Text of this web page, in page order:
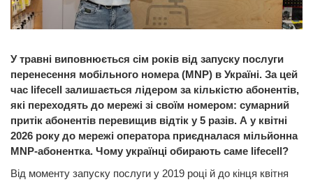
У травні виповнюється сім років від запуску послуги
перенесення мобільного номера (MNP) в Україні. За цей
час lifecell залишається лідером за кількістю абонентів,
які переходять до мережі зі своїм номером: сумарний
притік абонентів перевищив відтік у 5 разів. А у квітні
2026 року до мережі оператора приєдналася мільйонна
MNP-абонентка. Чому українці обирають саме lifecell?
Від моменту запуску послуги у 2019 році й до кінця квітня